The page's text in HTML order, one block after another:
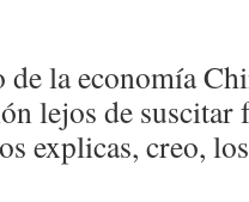
la economía
lejos de suscitar
explicas, creo,